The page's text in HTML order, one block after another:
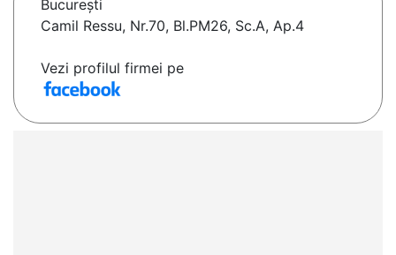
Bucureşti
Camil Ressu, Nr.70, Bl.PM26, Sc.A, Ap.4
Vezi profilul firmei pe